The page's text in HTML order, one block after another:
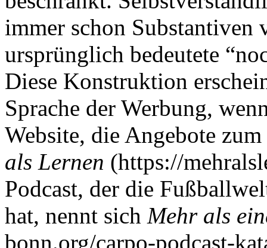
immer schon Substantiven
ursprünglich bedeutete
Diese Konstruktion
Sprache der Werbung,
Website, die Angebote
als Lernen (https://
Podcast, der die
hat, nennt sich Mehr als
bonn.org/carpo-podcast-